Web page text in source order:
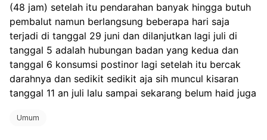
(48 jam) setelah itu pendarahan banyak hingga butuh
pembalut namun berlangsung beberapa hari saja
terjadi di tanggal 29 juni dan dilanjutkan lagi juli di
tanggal 5 adalah hubungan badan yang kedua dan
tanggal 6 konsumsi postinor lagi setelah itu bercak
darahnya dan sedikit sedikit aja sih muncul kisaran
tanggal 11 an juli lalu sampai sekarang belum haid juga
Umum